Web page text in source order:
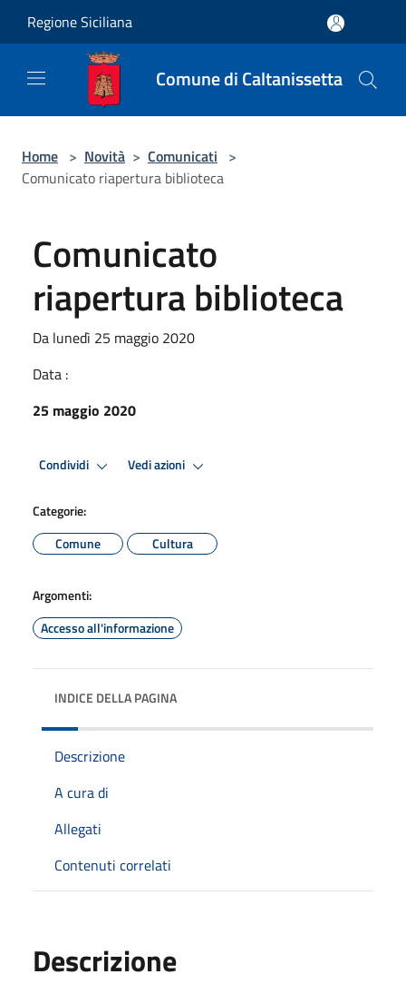
Regione Siciliana
Comune di Caltanissetta
Home > Novità > Comunicati >
Comunicato riapertura biblioteca
Comunicato
riapertura biblioteca
Da lunedì 25 maggio 2020
Data :
25 maggio 2020
Condividi Vedi azioni
Categorie:
Comune
Cultura
Argomenti:
Accesso all'informazione
INDICE DELLA PAGINA
Descrizione
A cura di
Allegati
Contenuti correlati
Descrizione